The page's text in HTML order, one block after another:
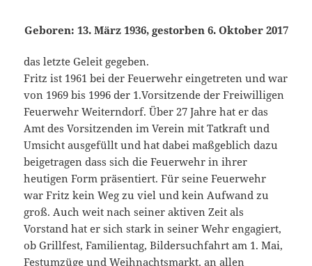
Geboren: 13. März 1936, gestorben 6. Oktober 2017
das letzte Geleit gegeben.
Fritz ist 1961 bei der Feuerwehr eingetreten und war
von 1969 bis 1996 der 1.Vorsitzende der Freiwilligen
Feuerwehr Weiterndorf. Über 27 Jahre hat er das
Amt des Vorsitzenden im Verein mit Tatkraft und
Umsicht ausgefüllt und hat dabei maßgeblich dazu
beigetragen dass sich die Feuerwehr in ihrer
heutigen Form präsentiert. Für seine Feuerwehr
war Fritz kein Weg zu viel und kein Aufwand zu
groß. Auch weit nach seiner aktiven Zeit als
Vorstand hat er sich stark in seiner Wehr engagiert,
ob Grillfest, Familientag, Bildersuchfahrt am 1. Mai,
Festumzüge und Weihnachtsmarkt, an allen